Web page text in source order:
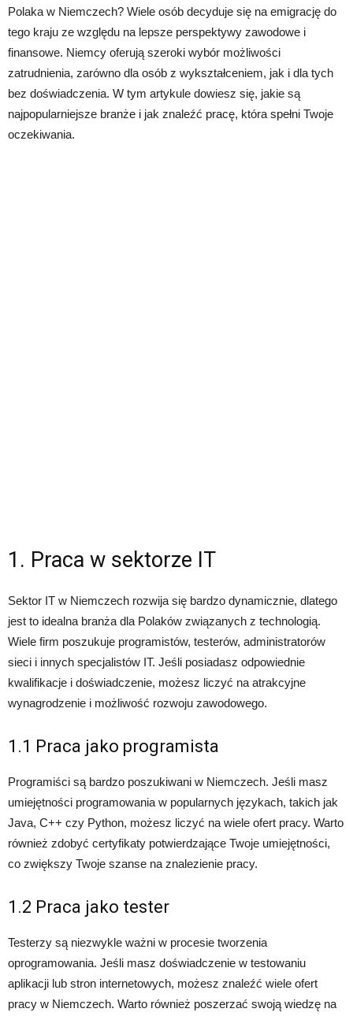
Polaka w Niemczech? Wiele osób decyduje się na emigrację do
tego kraju ze względu na lepsze perspektywy zawodowe i
finansowe. Niemcy oferują szeroki wybór możliwości
zatrudnienia, zarówno dla osób z wykształceniem, jak i dla tych
bez doświadczenia. W tym artykule dowiesz się, jakie są
najpopularniejsze branże i jak znaleźć pracę, która spełni Twoje
oczekiwania.
1. Praca w sektorze IT
Sektor IT w Niemczech rozwija się bardzo dynamicznie, dlatego
jest to idealna branża dla Polaków związanych z technologią.
Wiele firm poszukuje programistów, testerów, administratorów
sieci i innych specjalistów IT. Jeśli posiadasz odpowiednie
kwalifikacje i doświadczenie, możesz liczyć na atrakcyjne
wynagrodzenie i możliwość rozwoju zawodowego.
1.1 Praca jako programista
Programiści są bardzo poszukiwani w Niemczech. Jeśli masz
umiejętności programowania w popularnych językach, takich jak
Java, C++ czy Python, możesz liczyć na wiele ofert pracy. Warto
również zdobyć certyfikaty potwierdzające Twoje umiejętności,
co zwiększy Twoje szanse na znalezienie pracy.
1.2 Praca jako tester
Testerzy są niezwykle ważni w procesie tworzenia
oprogramowania. Jeśli masz doświadczenie w testowaniu
aplikacji lub stron internetowych, możesz znaleźć wiele ofert
pracy w Niemczech. Warto również poszerzać swoją wiedzę na